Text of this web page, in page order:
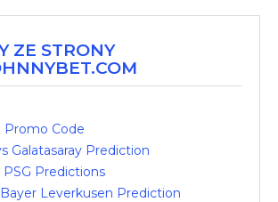
ZE STRONY
Promo Code
Galatasaray Prediction
PSG Predictions
Leverkusen Prediction